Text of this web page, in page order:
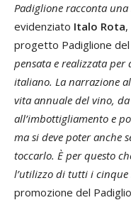
Padiglione racconta
evidenziato Italo Rota
progetto Padiglione del
pensata e realizzata
italiano. La narrazione
vita annuale del vino,
all’imbottigliamento e
ma si deve poter anche
toccarlo. È per questo
l’utilizzo di tutti i cinque
promozione del